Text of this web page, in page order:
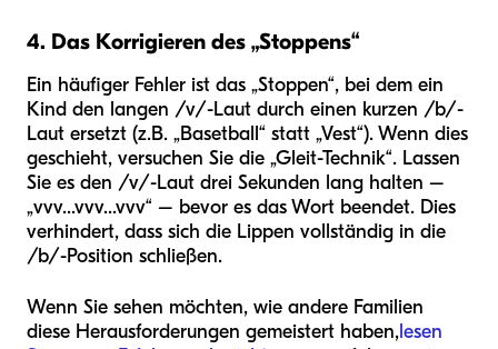
4. Das Korrigieren des „Stoppens“
Ein häufiger Fehler ist das „Stoppen“, bei dem ein
Kind den langen /v/-Laut durch einen kurzen /b/-
Laut ersetzt (z.B. „Basetball“ statt „Vest“). Wenn dies
geschieht, versuchen Sie die „Gleit-Technik“. Lassen
Sie es den /v/-Laut drei Sekunden lang halten –
„vvv...vvv...vvv“ – bevor es das Wort beendet. Dies
verhindert, dass sich die Lippen vollständig in die
/b/-Position schließen.
Wenn Sie sehen möchten, wie andere Familien
diese Herausforderungen gemeistert haben,lesen